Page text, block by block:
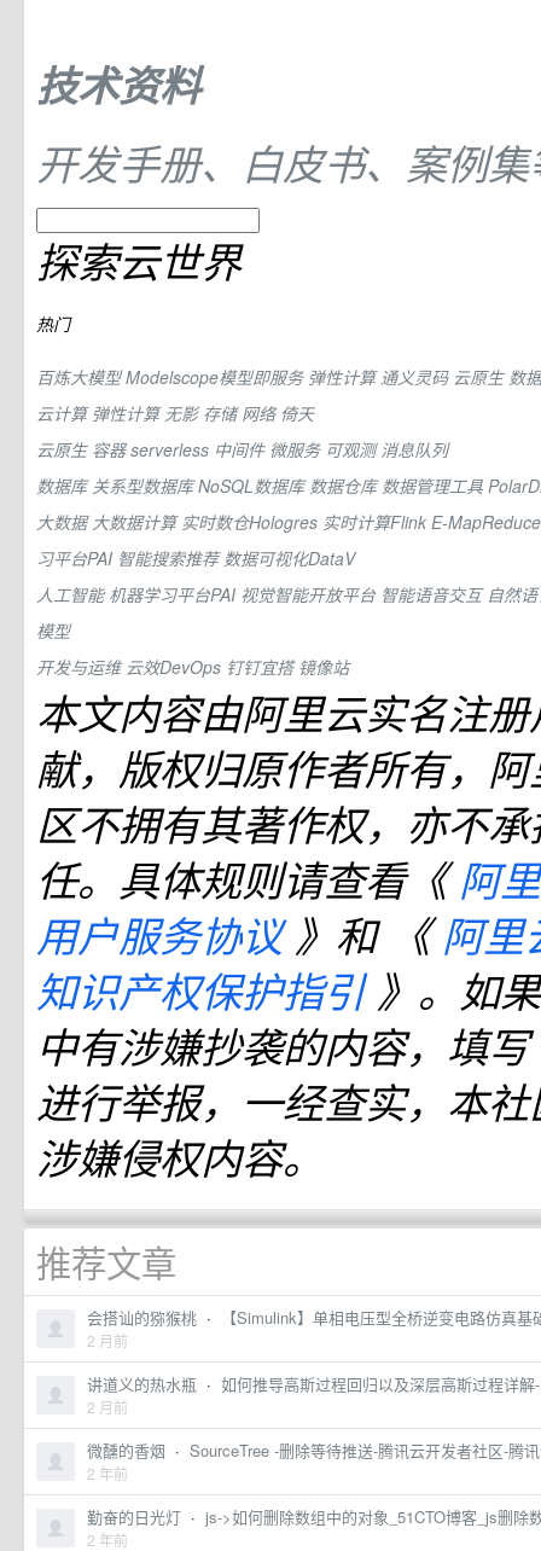
技术资料
开发手册、白皮书、案例
探索云世界
热门
百炼大模型Modelscope模型即服务 弹性计算 通义灵码 云原生 数
云计算 弹性计算 无影 存储网络 倚天
云原生 容器serverless 中间件 微服务 可观测 消息队列
数据库 关系型数据库NoSQL数据库 数据仓库 数据管理工具
大数据 大数据计算 实时数仓Hologres 实时计算Flink E-
习平台PAI 智能搜索推荐 数据可视化DataV
人工智能 机器学习平台PAI 视觉智能开放平台 智能语音交互 自然
模型
开发与运维 云效DevOps 钉钉宜搭 镜像站
本文内容由阿里云实名注
献，版权归原作者所有，
区不拥有其著作权，亦不
任。具体规则请查看《阿
用户服务协议》和 《阿里
知识产权保护指引》。如
中有涉嫌抄袭的内容，填写
进行举报，一经查实，本
涉嫌侵权内容。
推荐文章
会搭讪的猕猴桃 · 【Simulink】单相电压型全桥逆变电路仿真
2 月前
讲道义的热水瓶 · 如何推导高斯过程回归以及深层高斯过程详
2 月前
微醺的香烟 · SourceTree -删除等待推送-腾讯云开发者社区-腾
2 年前
勤奋的日光灯 · js->如何删除数组中的对象_51CTO博客_js删除
2 年前